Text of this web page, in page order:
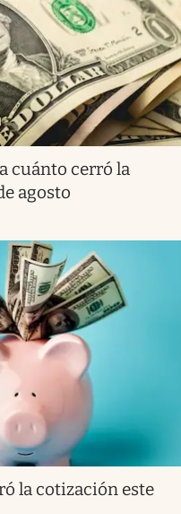
cuánto cerró la
agosto
la cotización este